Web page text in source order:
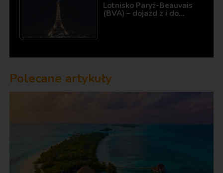
Lotnisko Paryż-Beauvais
(BVA) – dojazd z i do…
Polecane artykuły